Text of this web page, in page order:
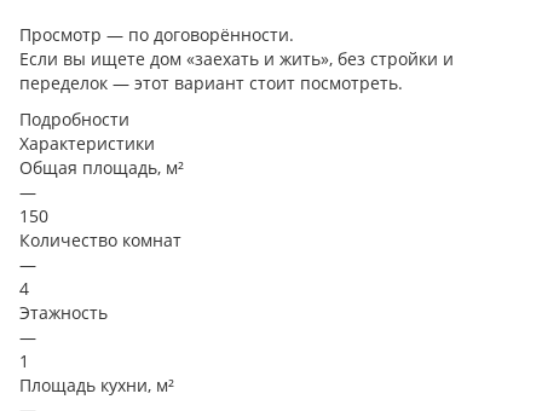
Просмотр — по договорённости.
Если вы ищете дом «заехать и жить», без стройки и
переделок — этот вариант стоит посмотреть.
Подробности
Характеристики
Общая площадь, м²
—
150
Количество комнат
—
4
Этажность
—
1
Площадь кухни, м²